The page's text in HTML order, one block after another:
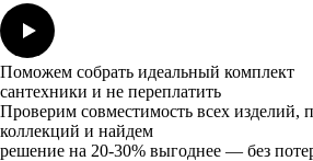
Поможем собрать идеальный комплект
сантехники и не переплатить
Проверим совместимость всех
коллекций и найдем
решение на 20-30% выгоднее — без